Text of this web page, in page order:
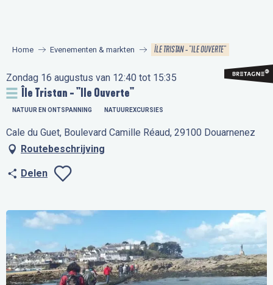
principal
Home Evenementen & markten ÎLE TRISTAN - "ILE OUVERTE"
Zondag 16 augustus van 12:40 tot 15:35
Île Tristan - "Ile Ouverte"
NATUUR EN ONTSPANNING NATUUREXCURSIES
Cale du Guet, Boulevard Camille Réaud, 29100 Douarnenez
Routebeschrijving
Delen